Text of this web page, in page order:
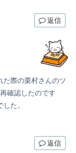
返信
た際の栗村さんのツ
確認したのです
た。
返信